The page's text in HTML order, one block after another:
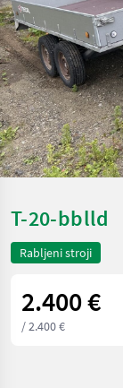
T-20-bblld
Rabljeni stroji
2.400 €
/ 2.400 €